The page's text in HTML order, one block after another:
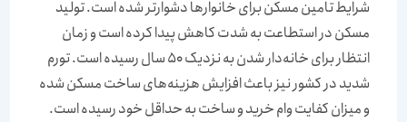
شرایط تامین مسکن برای خانوارها دشوارتر شده است. تولید
مسکن در استطاعت به شدت کاهش پیدا کرده است و زمان
انتظار برای خانه‌‌‌دار شدن به نزدیک 50 سال رسیده است. تورم
شدید در کشور نیز باعث افزایش هزینه‌‌‌های ساخت مسکن شده
و میزان کفایت وام خرید و ساخت به حداقل خود رسیده است.